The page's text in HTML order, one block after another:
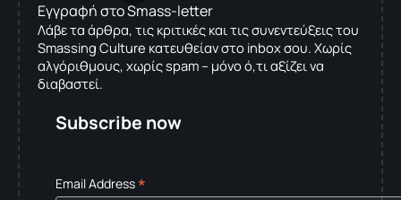
Εγγραφή στο Smass-letter
Λάβε τα άρθρα, τις κριτικές και τις συνεντεύξεις του
Smassing Culture κατευθείαν στο inbox σου. Χωρίς
αλγόριθμους, χωρίς spam – μόνο ό,τι αξίζει να
διαβαστεί.
Subscribe now
Email Address*